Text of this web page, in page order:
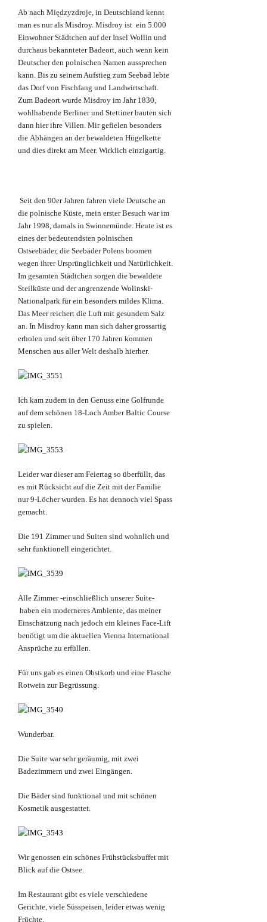
Ab nach Międzyzdroje, in Deutschland kennt
man es nur als Misdroy. Misdroy ist ein 5.000
Einwohner Städtchen auf der Insel Wollin und
durchaus bekannteter Badeort, auch wenn kein
Deutscher den polnischen Namen aussprechen
kann. Bis zu seinem Aufstieg zum Seebad lebte
das Dorf von Fischfang und Landwirtschaft.
Zum Badeort wurde Misdroy im Jahr 1830,
wohlhabende Berliner und Stettiner bauten sich
dann hier ihre Villen. Mir gefielen besonders
die Abhängen an der bewaldeten Hügelkette
und dies direkt am Meer. Wirklich einzigartig.
Seit den 90er Jahren fahren viele Deutsche an
die polnische Küste, mein erster Besuch war im
Jahr 1998, damals in Swinnemünde. Heute ist es
eines der bedeutendsten polnischen
Ostseebäder, die Seebäder Polens boomen
wegen ihrer Ursprünglichkeit und Natürlichkeit.
Im gesamten Städtchen sorgen die bewaldete
Steilküste und der angrenzende Wolinski-
Nationalpark für ein besonders mildes Klima.
Das Meer reichert die Luft mit gesundem Salz
an. In Misdroy kann man sich daher grossartig
erholen und seit über 170 Jahren kommen
Menschen aus aller Welt deshalb hierher.
Ich kam zudem in den Genuss eine Golfrunde
auf dem schönen 18-Loch Amber Baltic Course
zu spielen.
Leider war dieser am Feiertag so überfüllt, das
es mit Rücksicht auf die Zeit mit der Familie
nur 9-Löcher wurden. Es hat dennoch viel Spass
gemacht.
Die 191 Zimmer und Suiten sind wohnlich und
sehr funktionell eingerichtet.
Alle Zimmer -einschließlich unserer Suite-
haben ein moderneres Ambiente, das meiner
Einschätzung nach jedoch ein kleines Face-Lift
benötigt um die aktuellen Vienna International
Ansprüche zu erfüllen.
Für uns gab es einen Obstkorb und eine Flasche
Rotwein zur Begrüssung.
Wunderbar.
Die Suite war sehr geräumig, mit zwei
Badezimmern und zwei Eingängen.
Die Bäder sind funktional und mit schönen
Kosmetik ausgestattet.
Wir genossen ein schönes Frühstücksbuffet mit
Blick auf die Ostsee.
Im Restaurant gibt es viele verschiedene
Gerichte, viele Süsspeisen, leider etwas wenig
Früchte.